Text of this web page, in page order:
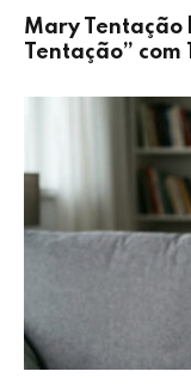
Mary Tentação
Tentação” com